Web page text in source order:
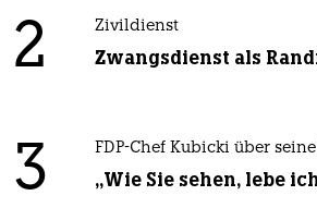
2 Zivildienst
Zwangsdienst als
3 FDP-Chef Kubicki über
„Wie Sie sehen, lebe